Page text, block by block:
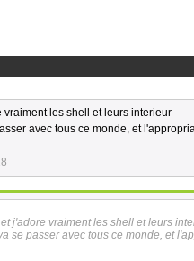
les shell et leurs interieur
avec tous ce monde, et
j'adore vraiment les shell et leurs
se passer avec tous ce monde, et